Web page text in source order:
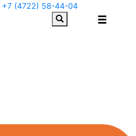
+7 (4722) 58-44-04